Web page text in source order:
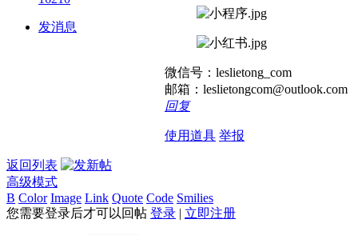
发消息
微信号：leslietong_com
邮箱：leslietongcom@outlook.com
回复
使用道具 举报
返回列表
高级模式
B Color Image Link Quote Code Smilies
您需要登录后才可以回帖 登录 | 立即注册